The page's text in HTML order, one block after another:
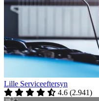
Lille Serviceeftersyn
4.6 (2.941)